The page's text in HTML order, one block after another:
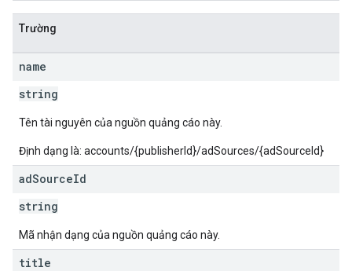
Trường
name
string
Tên tài nguyên của nguồn quảng cáo này.
Định dạng là: accounts/{publisherId}/adSources/{adSourceId}
adSourceId
string
Mã nhận dạng của nguồn quảng cáo này.
title